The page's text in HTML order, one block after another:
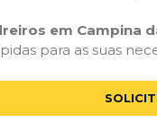
em Campina
para as suas